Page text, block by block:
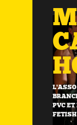
PVC ET